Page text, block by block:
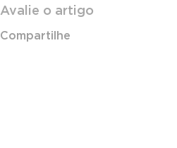
Avalie o artigo
Compartilhe